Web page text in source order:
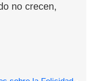
no crecen,